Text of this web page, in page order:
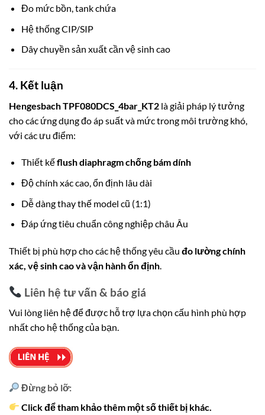
Đo mức bồn, tank chứa
Hệ thống CIP/SIP
Dây chuyền sản xuất cần vệ sinh cao
4. Kết luận
Hengesbach TPF080DCS_4bar_KT2 là giải pháp lý tưởng
cho các ứng dụng đo áp suất và mức trong môi trường khó,
với các ưu điểm:
Thiết kếflush diaphragm chống bám dính
Độ chính xác cao, ổn định lâu dài
Dễ dàng thay thế model cũ (1:1)
Đáp ứng tiêu chuẩn công nghiệp châu Âu
Thiết bị phù hợp cho các hệ thống yêu cầu đo lường chính
xác, vệ sinh cao và vận hành ổn định.
Liên hệ tư vấn & báo giá
Vui lòng liên hệ để được hỗ trợ lựa chọn cấu hình phù hợp
nhất cho hệ thống của bạn.
Đừng bỏ lỡ:
Click để tham khảo thêm một số thiết bị khác.